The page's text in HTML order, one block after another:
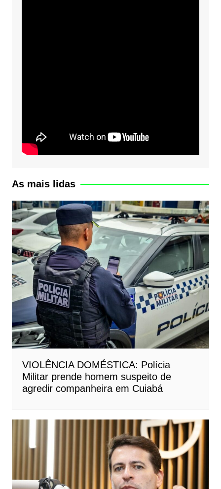
As mais lidas
VIOLÊNCIA DOMÉSTICA: Polícia
Militar prende homem suspeito de
agredir companheira em Cuiabá